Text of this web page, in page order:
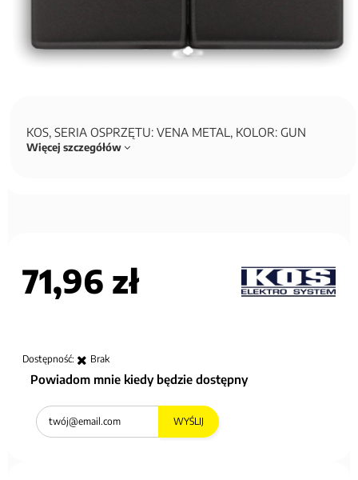
KOS, SERIA OSPRZĘTU: VENA METAL, KOLOR: GUN
Więcej szczegółów
71,96 zł
Dostępność: Brak
Powiadom mnie kiedy będzie dostępny
WYŚLIJ